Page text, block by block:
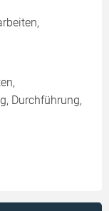
Durchführung,